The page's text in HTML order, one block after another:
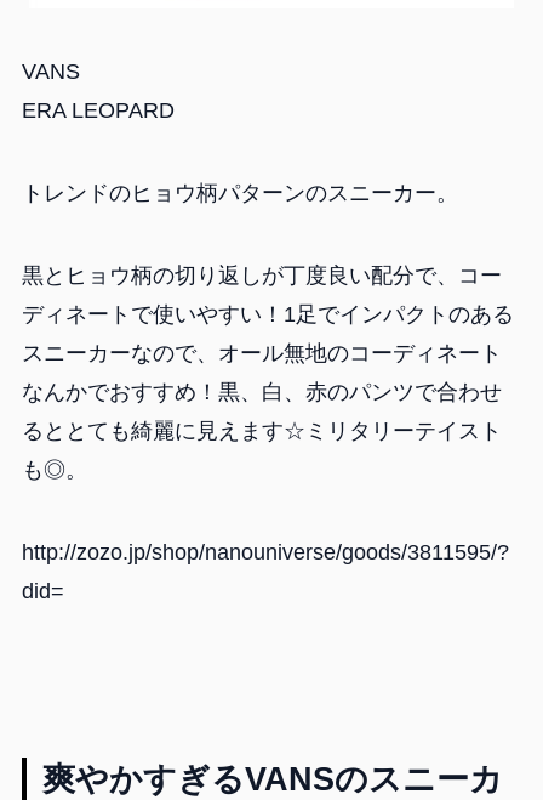
VANS
ERA LEOPARD
トレンドのヒョウ柄パターンのスニーカー。
黒とヒョウ柄の切り返しが丁度良い配分で、コー
ディネートで使いやすい！1足でインパクトのある
スニーカーなので、オール無地のコーディネート
なんかでおすすめ！黒、白、赤のパンツで合わせ
るととても綺麗に見えます☆ミリタリーテイスト
も◎。
http://zozo.jp/shop/nanouniverse/goods/3811595/?
did=
爽やかすぎるVANSのスニーカ